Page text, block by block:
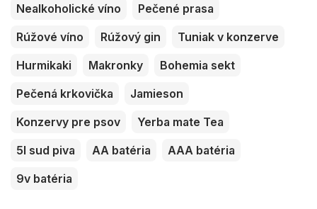
Nealkoholické víno
Pečené prasa
Rúžové víno
Rúžový gin
Tuniak v konzerve
Hurmikaki
Makronky
Bohemia sekt
Pečená krkovička
Jamieson
Konzervy pre psov
Yerba mate Tea
5l sud piva
AA batéria
AAA batéria
9v batéria